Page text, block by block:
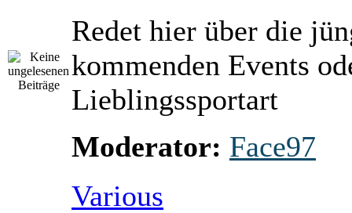
Redet hier über die
kommenden Events
Lieblingssportart
Moderator: Face97
Various